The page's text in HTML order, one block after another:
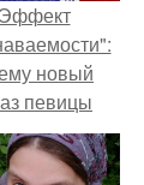
новый
певицы
споры о
гранях